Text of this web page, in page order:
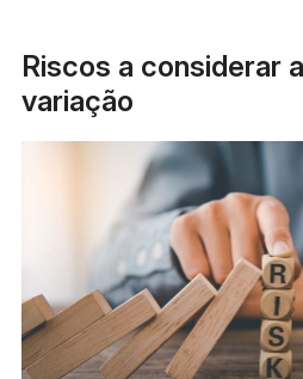
Riscos a considerar
variação